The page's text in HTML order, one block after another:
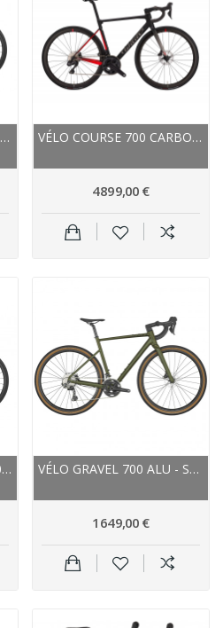
VÉLO COURSE 700 CARBONE - SCOTT 2024 ADDICT 10... VÉLO COURSE 700 CARBON - WILIER ZÉRO SL DISC -...
4 899,00 €
VÉLO COURSE FEMME 700 CARBONE - SCOTT CONTESSA... VÉLO GRAVEL 700 ALU - SCOTT 2023 SPEEDSTER...
1 649,00 €